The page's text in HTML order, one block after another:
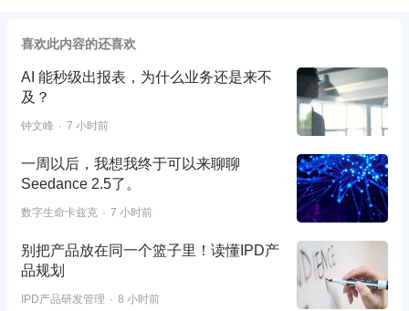
喜欢此内容的还喜欢
AI 能秒级出报表，为什么业务还是来不
及？
钟文峰 7 小时前
一周以后，我想我终于可以来聊聊
Seedance 2.5了。
数字生命卡兹克 7 小时前
别把产品放在同一个篮子里！读懂IPD产
品规划
IPD产品研发管理 8 小时前